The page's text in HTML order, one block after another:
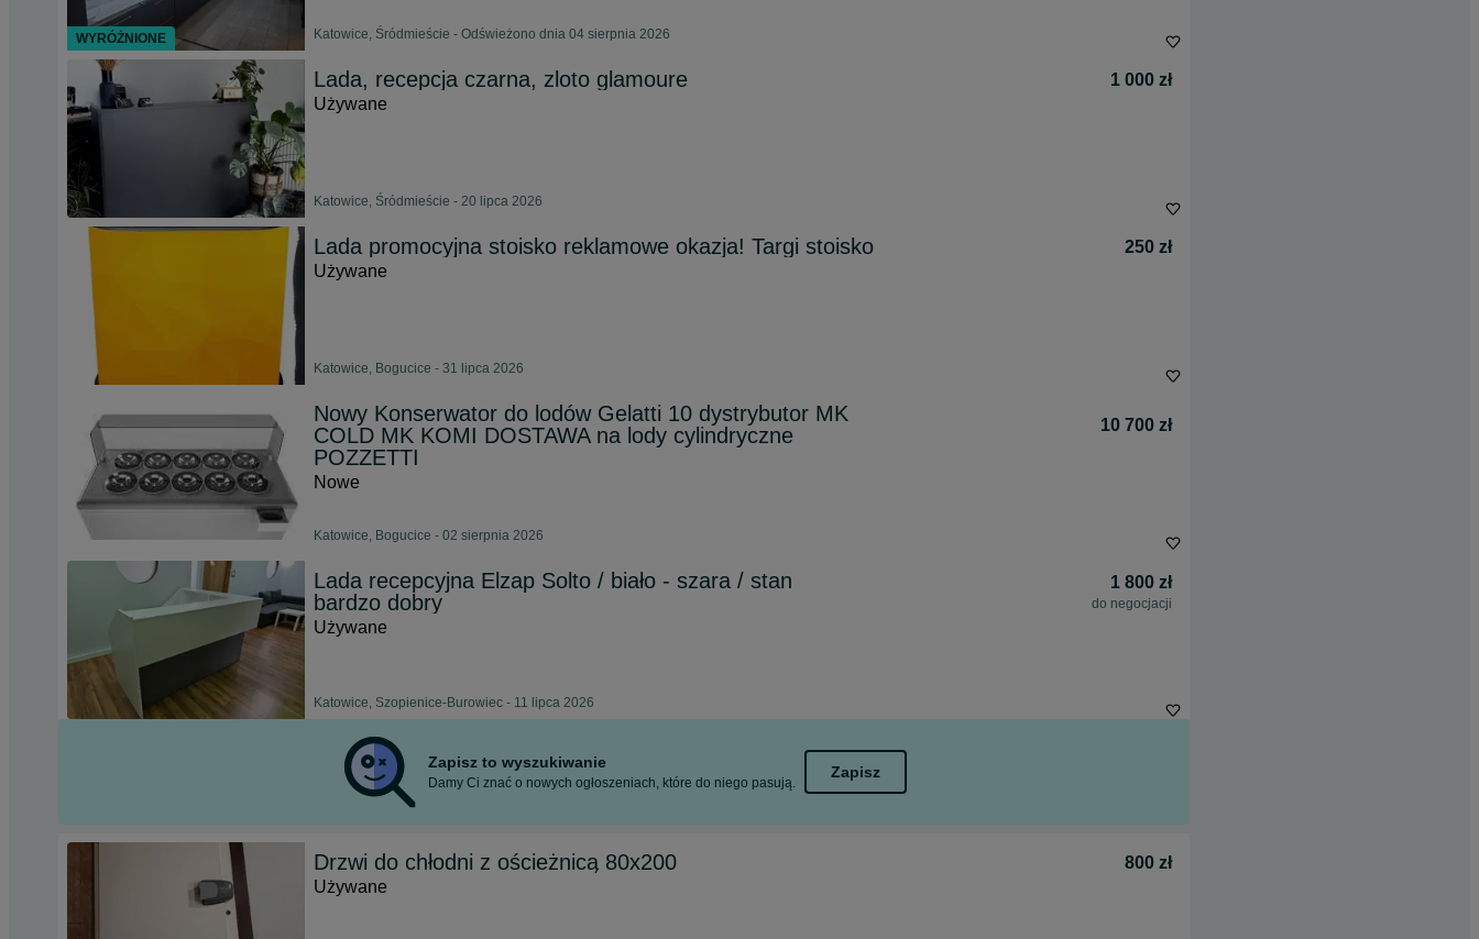
Katowice, Śródmieście - Odświeżono dnia 04 sierpnia 2026
Lada, recepcja czarna, zloto glamoure
1 000 zł
Używane
Katowice, Śródmieście - 20 lipca 2026
Lada promocyjna stoisko reklamowe okazja! Targi stoisko
250 zł
Używane
Katowice, Bogucice - 31 lipca 2026
Nowy Konserwator do lodów Gelatti 10 dystrybutor MK
COLD MK KOMI DOSTAWA na lody cylindryczne
POZZETTI
10 700 zł
Nowe
Katowice, Bogucice - 02 sierpnia 2026
Lada recepcyjna Elzap Solto / biało - szara / stan
bardzo dobry
1 800 zł
do negocjacji
Używane
Katowice, Szopienice-Burowiec - 11 lipca 2026
Zapisz to wyszukiwanie
Damy Ci znać o nowych ogłoszeniach, które do niego pasują.
Zapisz
Drzwi do chłodni z ościeżnicą 80x200
800 zł
Używane
WYRÓŻNIONE